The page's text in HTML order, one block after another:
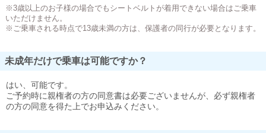
※3歳以上のお子様の場合でもシートベルトが着用できない場合はご乗車
いただけません。
※ご乗車される時点で13歳未満の方は、保護者の同行が必要となります。
未成年だけで乗車は可能ですか？
はい、可能です。
ご予約時に親権者の方の同意書は必要ございませんが、必ず親権者
の方の同意を得た上でお申込みください。